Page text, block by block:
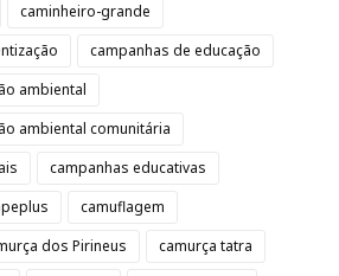
caminheiro-grande
campanhas de educação
ambiental
ambiental comunitária
campanhas educativas
camuflagem
dos Pirineus
camurça tatra